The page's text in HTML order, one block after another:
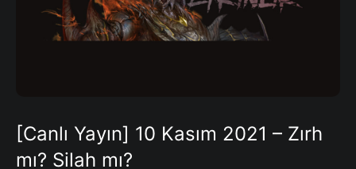
[Canlı Yayın] 10 Kasım 2021 – Zırh
mı? Silah mı?